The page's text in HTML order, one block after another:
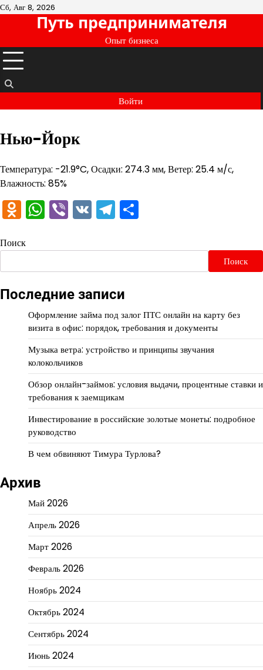
Перейти
содержимому
Сб, Авг 8, 2026
Путь предпринимателя
Опыт бизнеса
Войти
Нью-Йорк
Температура: -21.9°C, Осадки: 274.3 мм, Ветер: 25.4 м/с,
Влажность: 85%
Odnoklassniki
WhatsApp
Viber
VKTelegram
Поиск
Поиск
Последние записи
Оформление займа под залог ПТС онлайн на карту без
визита в офис: порядок, требования и документы
Музыка ветра: устройство и принципы звучания
колокольчиков
Обзор онлайн-займов: условия выдачи, процентные ставки и
требования к заемщикам
Инвестирование в российские золотые монеты: подробное
руководство
В чем обвиняют Тимура Турлова?
Архив
Май 2026
Апрель 2026
Март 2026
Февраль 2026
Ноябрь 2024
Октябрь 2024
Сентябрь 2024
Июнь 2024